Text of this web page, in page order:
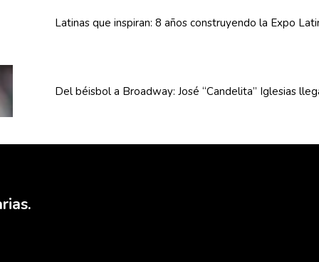
Latinas que inspiran: 8 años construyendo la Expo
Del béisbol a Broadway: José “Candelita” Iglesias